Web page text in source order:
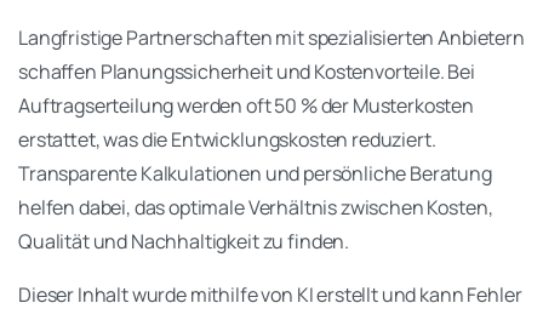
Langfristige Partnerschaften mit spezialisierten Anbietern
schaffen Planungssicherheit und Kostenvorteile. Bei
Auftragserteilung werden oft 50 % der Musterkosten
erstattet, was die Entwicklungskosten reduziert.
Transparente Kalkulationen und persönliche Beratung
helfen dabei, das optimale Verhältnis zwischen Kosten,
Qualität und Nachhaltigkeit zu finden.
Dieser Inhalt wurde mithilfe von KI erstellt und kann Fehler